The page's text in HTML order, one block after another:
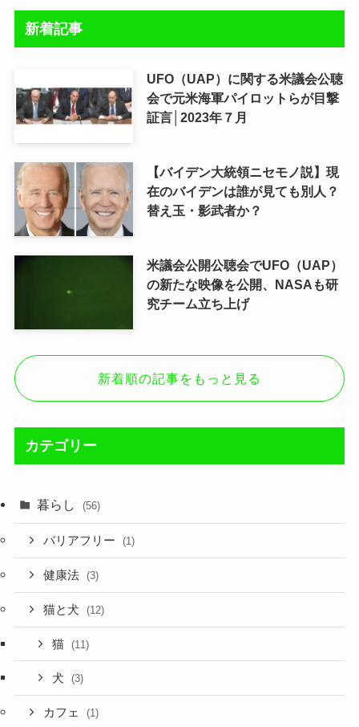
新着記事
UFO（UAP）に関する米議会公聴
会で元米海軍パイロットらが目撃
証言│2023年７月
【バイデン大統領ニセモノ説】現
在のバイデンは誰が見ても別人？
替え玉・影武者か？
米議会公開公聴会でUFO（UAP）
の新たな映像を公開、NASAも研
究チーム立ち上げ
新着順の記事をもっと見る
カテゴリー
暮らし (56)
バリアフリー (1)
健康法 (3)
猫と犬 (12)
猫 (11)
犬 (3)
カフェ (1)